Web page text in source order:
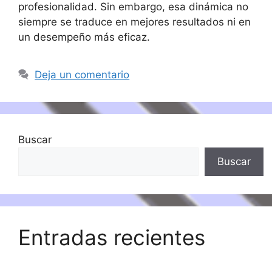
profesionalidad. Sin embargo, esa dinámica no
siempre se traduce en mejores resultados ni en
un desempeño más eficaz.
Deja un comentario
Buscar
Buscar
Entradas recientes